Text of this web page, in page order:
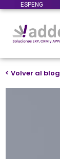
ESPENG
< Volver al blog